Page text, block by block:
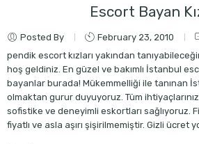
Escort Bayan
Posted By February 23, 2010
pendik escort kızları yakından
hoş geldiniz. En güzel ve bakımlı İstanbul
bayanlar burada! Mükemmelliği ile tanınan
olmaktan gurur duyuyoruz. Tüm
sofistike ve deneyimli eskortları sağlıyoruz.
fiyatlı ve asla aşırı şişirilmemiştir. Gizli ücret